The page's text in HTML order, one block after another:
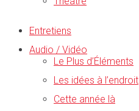
Entretiens
Audio / Vidéo
Le Plus d’Éléments
Les idées à l’endroit
Cette année là